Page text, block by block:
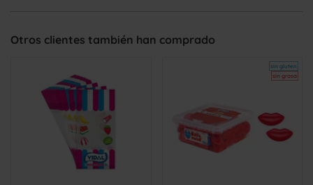
Otros clientes también han comprado
sin gluten
sin grasa